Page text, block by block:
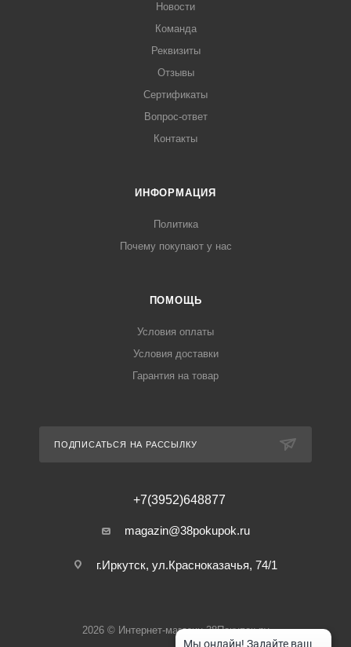
Новости
Команда
Реквизиты
Отзывы
Сертификаты
Вопрос-ответ
Контакты
ИНФОРМАЦИЯ
Политика
Почему покупают у нас
ПОМОЩЬ
Условия оплаты
Условия доставки
Гарантия на товар
ПОДПИСАТЬСЯ НА РАССЫЛКУ
+7(3952)648877
magazin@38pokupok.ru
г.Иркутск, ул.Красноказачья, 74/1
2026 © Интернет-магазин 38Покупок.ру